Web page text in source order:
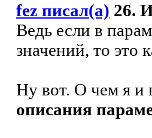
fez писал(а) 26.
Ведь если в
значений, то это
Ну вот. О чем я и
описания